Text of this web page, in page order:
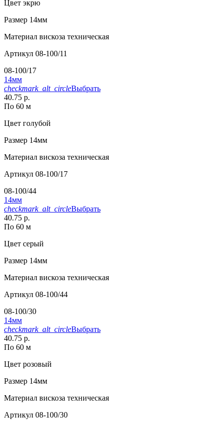
Цвет экрю
Размер 14мм
Материал вискоза техническая
Артикул 08-100/11
08-100/17
14мм
checkmark_alt_circleВыбрать
40.75 р.
По 60 м
Цвет голубой
Размер 14мм
Материал вискоза техническая
Артикул 08-100/17
08-100/44
14мм
checkmark_alt_circleВыбрать
40.75 р.
По 60 м
Цвет серый
Размер 14мм
Материал вискоза техническая
Артикул 08-100/44
08-100/30
14мм
checkmark_alt_circleВыбрать
40.75 р.
По 60 м
Цвет розовый
Размер 14мм
Материал вискоза техническая
Артикул 08-100/30